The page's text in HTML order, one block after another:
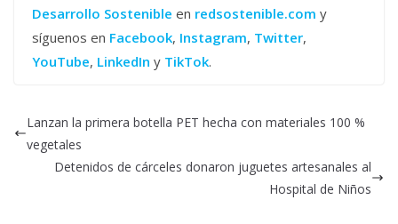
Desarrollo Sostenible en redsostenible.com y
síguenos en Facebook, Instagram, Twitter,
YouTube, LinkedIn y TikTok.
Lanzan la primera botella PET hecha con materiales 100 %
vegetales
Detenidos de cárceles donaron juguetes artesanales al
Hospital de Niños